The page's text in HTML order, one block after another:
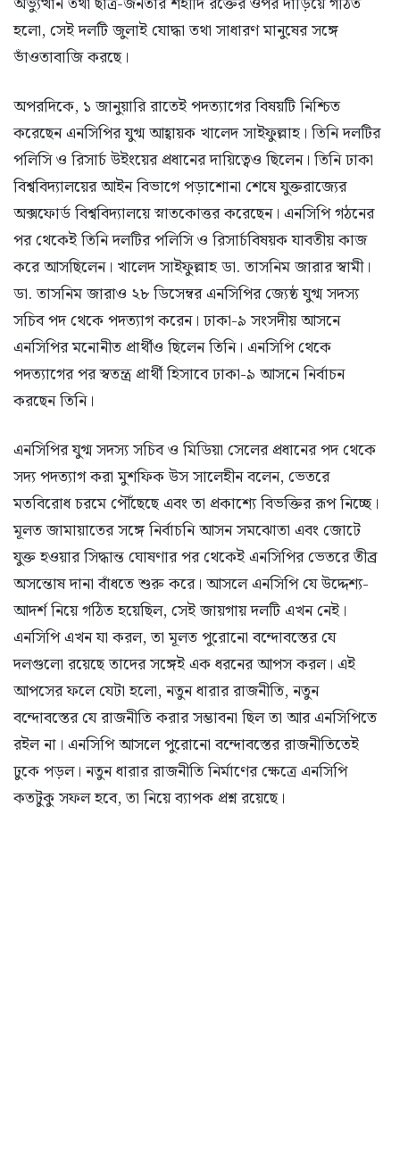
হলো, সেই দলটি জুলাই যোদ্ধা তথা সাধারণ মানুষের সঙ্গে
ভাঁওতাবাজি করছে।
অপরদিকে, ১ জানুয়ারি রাতেই পদত্যাগের বিষয়টি নিশ্চিত
করেছেন এনসিপির যুগ্ম আহ্বায়ক খালেদ সাইফুল্লাহ। তিনি দলটির
পলিসি ও রিসার্চ উইংয়ের প্রধানের দায়িত্বেও ছিলেন। তিনি ঢাকা
বিশ্ববিদ্যালয়ের আইন বিভাগে পড়াশোনা শেষে যুক্তরাজ্যের
অক্সফোর্ড বিশ্ববিদ্যালয়ে স্নাতকোত্তর করেছেন। এনসিপি গঠনের
পর থেকেই তিনি দলটির পলিসি ও রিসার্চবিষয়ক যাবতীয় কাজ
করে আসছিলেন। খালেদ সাইফুল্লাহ ডা. তাসনিম জারার স্বামী।
ডা. তাসনিম জারাও ২৮ ডিসেম্বর এনসিপির জ্যেষ্ঠ যুগ্ম সদস্য
সচিব পদ থেকে পদত্যাগ করেন। ঢাকা-৯ সংসদীয় আসনে
এনসিপির মনোনীত প্রার্থীও ছিলেন তিনি। এনসিপি থেকে
পদত্যাগের পর স্বতন্ত্র প্রার্থী হিসাবে ঢাকা-৯ আসনে নির্বাচন
করছেন তিনি।
এনসিপির যুগ্ম সদস্য সচিব ও মিডিয়া সেলের প্রধানের পদ থেকে
সদ্য পদত্যাগ করা মুশফিক উস সালেহীন বলেন, ভেতরে
মতবিরোধ চরমে পৌঁছেছে এবং তা প্রকাশ্যে বিভক্তির রূপ নিচ্ছে।
মূলত জামায়াতের সঙ্গে নির্বাচনি আসন সমঝোতা এবং জোটে
যুক্ত হওয়ার সিদ্ধান্ত ঘোষণার পর থেকেই এনসিপির ভেতরে তীব্র
অসন্তোষ দানা বাঁধতে শুরু করে। আসলে এনসিপি যে উদ্দেশ্য-
আদর্শ নিয়ে গঠিত হয়েছিল, সেই জায়গায় দলটি এখন নেই।
এনসিপি এখন যা করল, তা মূলত পুরোনো বন্দোবস্তের যে
দলগুলো রয়েছে তাদের সঙ্গেই এক ধরনের আপস করল। এই
আপসের ফলে যেটা হলো, নতুন ধারার রাজনীতি, নতুন
বন্দোবস্তের যে রাজনীতি করার সম্ভাবনা ছিল তা আর এনসিপিতে
রইল না। এনসিপি আসলে পুরোনো বন্দোবস্তের রাজনীতিতেই
ঢুকে পড়ল। নতুন ধারার রাজনীতি নির্মাণের ক্ষেত্রে এনসিপি
কতটুকু সফল হবে, তা নিয়ে ব্যাপক প্রশ্ন রয়েছে।